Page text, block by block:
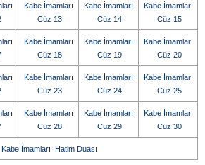
Kabe İmamları
Cüz 13
Kabe İmamları
Cüz 14
Kabe İmamları
Cüz 15
Kabe İmamları
Cüz 18
Kabe İmamları
Cüz 19
Kabe İmamları
Cüz 20
Kabe İmamları
Cüz 23
Kabe İmamları
Cüz 24
Kabe İmamları
Cüz 25
Kabe İmamları
Cüz 28
Kabe İmamları
Cüz 29
Kabe İmamları
Cüz 30
Kabe İmamları Hatim Duası